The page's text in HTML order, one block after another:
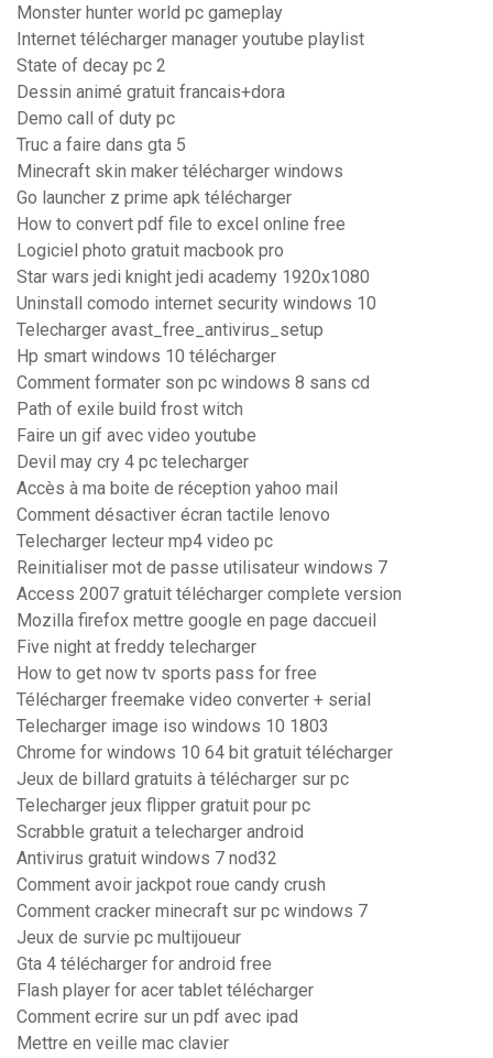
Monster hunter world pc gameplay
Internet télécharger manager youtube playlist
State of decay pc 2
Dessin animé gratuit francais+dora
Demo call of duty pc
Truc a faire dans gta 5
Minecraft skin maker télécharger windows
Go launcher z prime apk télécharger
How to convert pdf file to excel online free
Logiciel photo gratuit macbook pro
Star wars jedi knight jedi academy 1920x1080
Uninstall comodo internet security windows 10
Telecharger avast_free_antivirus_setup
Hp smart windows 10 télécharger
Comment formater son pc windows 8 sans cd
Path of exile build frost witch
Faire un gif avec video youtube
Devil may cry 4 pc telecharger
Accès à ma boite de réception yahoo mail
Comment désactiver écran tactile lenovo
Telecharger lecteur mp4 video pc
Reinitialiser mot de passe utilisateur windows 7
Access 2007 gratuit télécharger complete version
Mozilla firefox mettre google en page daccueil
Five night at freddy telecharger
How to get now tv sports pass for free
Télécharger freemake video converter + serial
Telecharger image iso windows 10 1803
Chrome for windows 10 64 bit gratuit télécharger
Jeux de billard gratuits à télécharger sur pc
Telecharger jeux flipper gratuit pour pc
Scrabble gratuit a telecharger android
Antivirus gratuit windows 7 nod32
Comment avoir jackpot roue candy crush
Comment cracker minecraft sur pc windows 7
Jeux de survie pc multijoueur
Gta 4 télécharger for android free
Flash player for acer tablet télécharger
Comment ecrire sur un pdf avec ipad
Mettre en veille mac clavier